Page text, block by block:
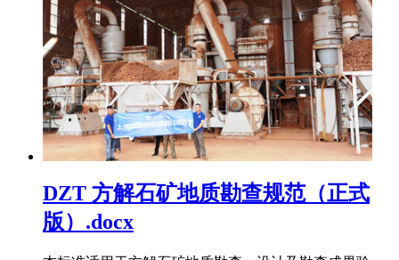
DZT 方解石矿地质勘查规范（正式
版）.docx